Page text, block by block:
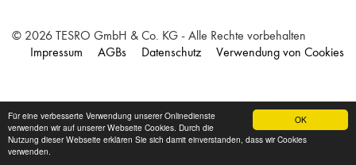
OK
Für eine verbesserte Verwendung unserer Onlinedienste
verwenden wir auf unserer Webseite Cookies. Durch die
Nutzung dieser Webseite erklären Sie sich damit einverstanden, dass wir Cookies
verwenden.
© 2026 TESRO GmbH & Co. KG - Alle Rechte vorbehalten
Impressum
AGBs Datenschutz Verwendung von Cookies